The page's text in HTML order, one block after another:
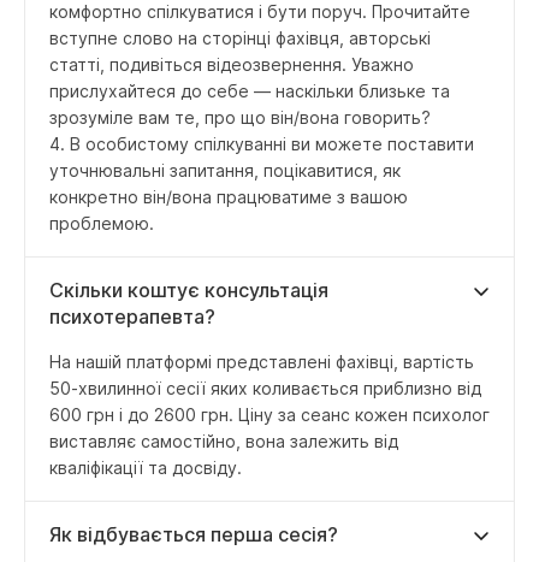
комфортно спілкуватися і бути поруч. Прочитайте
вступне слово на сторінці фахівця, авторські
статті, подивіться відеозвернення. Уважно
прислухайтеся до себе — наскільки близьке та
зрозуміле вам те, про що він/вона говорить?
4. В особистому спілкуванні ви можете поставити
уточнювальні запитання, поцікавитися, як
конкретно він/вона працюватиме з вашою
проблемою.
Скільки коштує консультація
психотерапевта?
На нашій платформі представлені фахівці, вартість
50-хвилинної сесії яких коливається приблизно від
600 грн і до 2600 грн. Ціну за сеанс кожен психолог
виставляє самостійно, вона залежить від
кваліфікації та досвіду.
Як відбувається перша сесія?